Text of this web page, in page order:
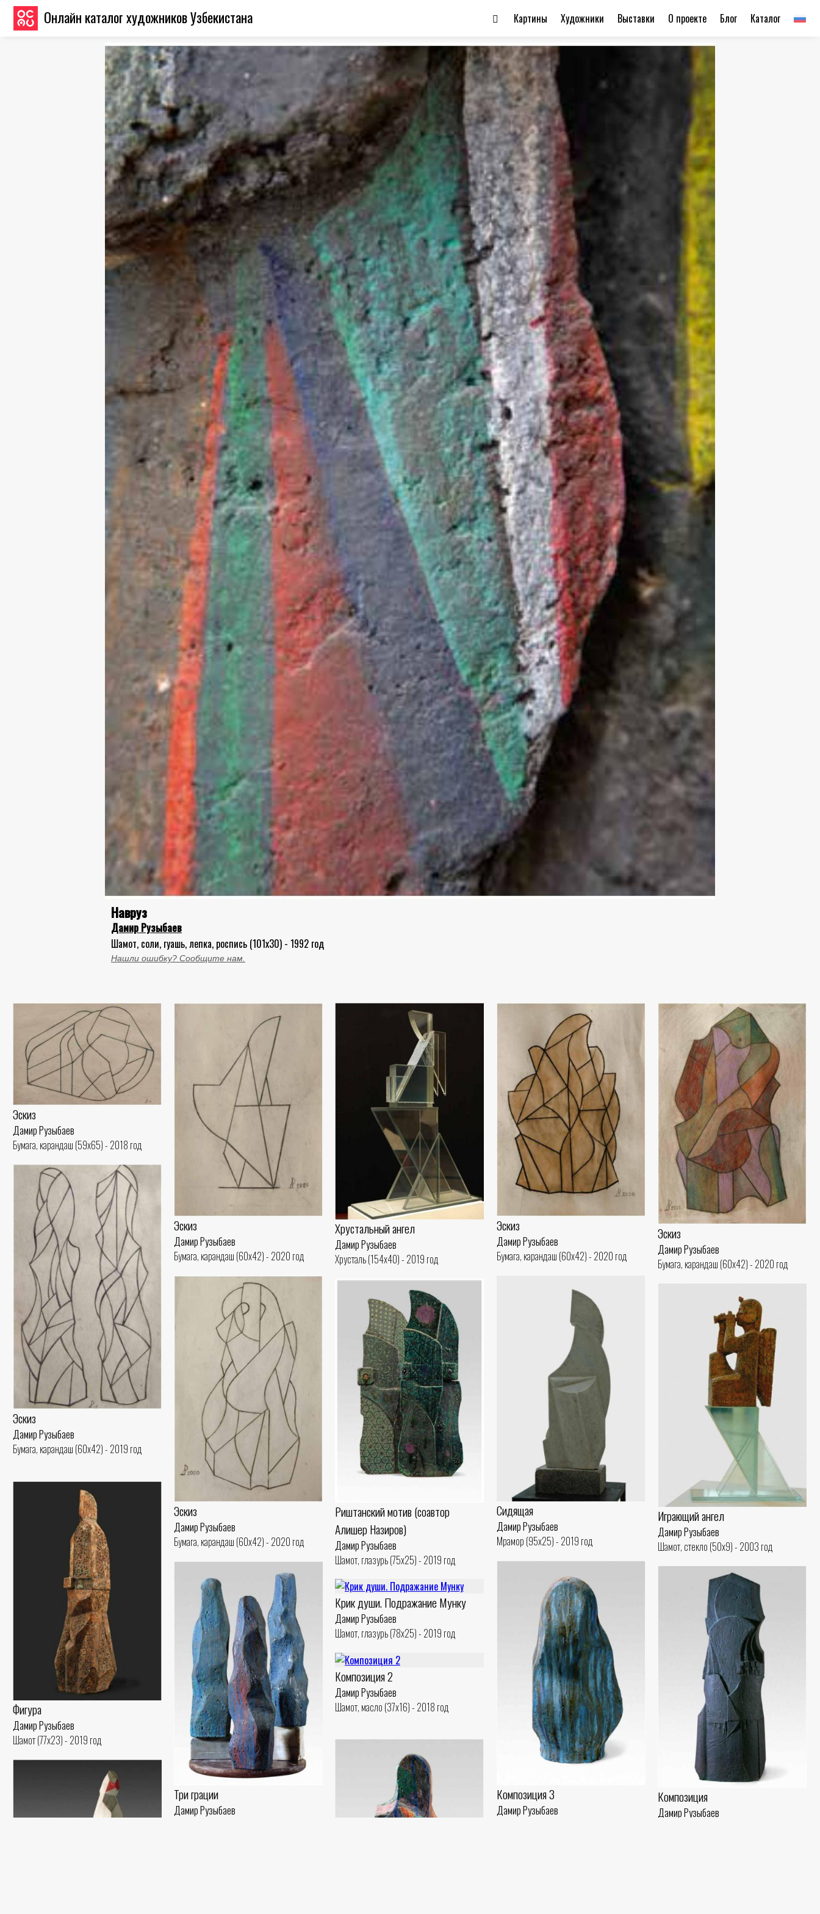
Онлайн каталог художников Узбекистана Каталог
Блог
О проекте
Выставки
Художники
Картины
Навруз
Дамир Рузыбаев
Шамот, соли, гуашь, лепка, роспись (101x30) - 1992 год
Нашли ошибку? Сообщите нам.
Эскиз
Дамир Рузыбаев
Бумага, карандаш (59x65) - 2018 год
Эскиз
Дамир Рузыбаев
Бумага, карандаш (60x42) - 2020 год
Хрустальный ангел
Дамир Рузыбаев
Хрусталь (154x40) - 2019 год
Эскиз
Дамир Рузыбаев
Бумага, карандаш (60x42) - 2020 год
Эскиз
Дамир Рузыбаев
Бумага, карандаш (60x42) - 2020 год
Эскиз
Дамир Рузыбаев
Бумага, карандаш (60x42) - 2019 год
Эскиз
Дамир Рузыбаев
Бумага, карандаш (60x42) - 2020 год
Сидящая
Дамир Рузыбаев
Мрамор (95x25) - 2019 год
Риштанский мотив (соавтор
Алишер Назиров)
Дамир Рузыбаев
Шамот, глазурь (75x25) - 2019 год
Играющий ангел
Дамир Рузыбаев
Шамот, стекло (50x9) - 2003 год
Фигура
Дамир Рузыбаев
Шамот (77x23) - 2019 год
Композиция 3
Дамир Рузыбаев
Три грации
Дамир Рузыбаев
Композиция
Дамир Рузыбаев
Крик души. Подражание Мунку
Дамир Рузыбаев
Шамот, глазурь (78x25) - 2019 год
Композиция 2
Дамир Рузыбаев
Шамот, масло (37x16) - 2018 год